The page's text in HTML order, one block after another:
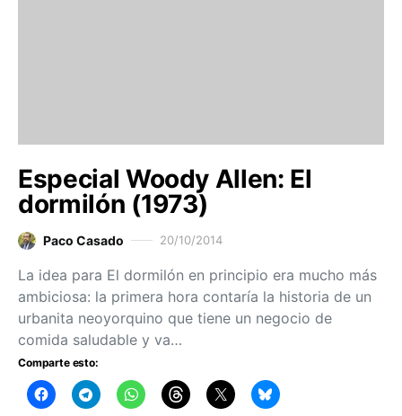
Especial Woody Allen: El
dormilón (1973)
Paco Casado 20/10/2014
La idea para El dormilón en principio era mucho más
ambiciosa: la primera hora contaría la historia de un
urbanita neoyorquino que tiene un negocio de
comida saludable y va…
Comparte esto: